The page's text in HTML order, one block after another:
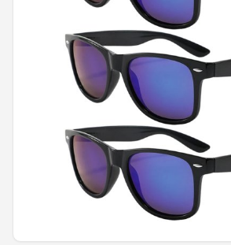
Kingseven
Montuurtjevoorjou
Fako Fashion®